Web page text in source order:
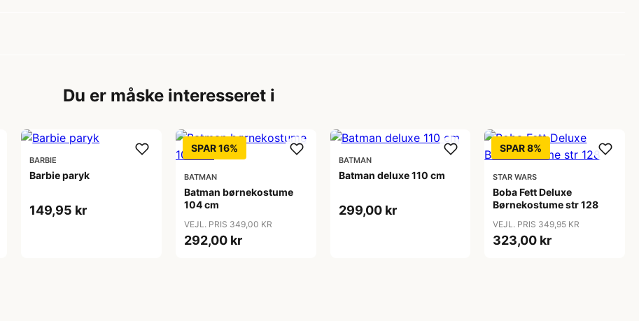
Du er måske interesseret i
BARBIE
Barbie paryk
149,95 kr
SPAR 16%
BATMAN
Batman børnekostume
104 cm
VEJL. PRIS 349,00 KR
292,00 kr
BATMAN
Batman deluxe 110 cm
299,00 kr
SPAR 8%
STAR WARS
Boba Fett Deluxe
Børnekostume str 128
VEJL. PRIS 349,95 KR
323,00 kr